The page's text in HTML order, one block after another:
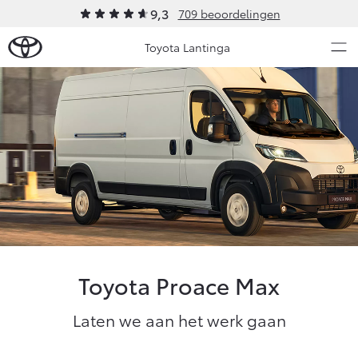
9,3 709 beoordelingen
Toyota Lantinga
Over Ons
Ons bedrijf
Ons bedrijf
Contact en Route
Vacatures
Modellen
Aygo X
HYBRIDE
Vanaf € 23.750,-
Yaris
HYBRIDE
Vanaf € 27.195,-
Occasions
Nieuws & Acties
OnderhoudToyota Proace Max
Laten we aan het werk gaan